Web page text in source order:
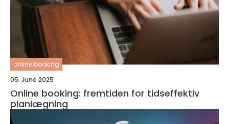
online booking
05. June 2025
Online booking: fremtiden for tidseffektiv
planlægning